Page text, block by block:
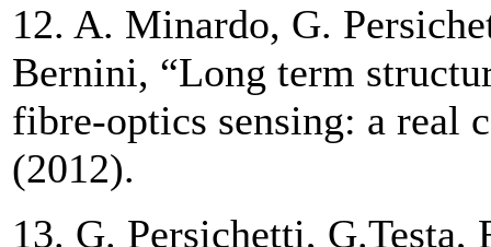
12. A. Minardo, G.
Bernini, “Long term
fibre-optics sensing: a real
(2012).
13. G. Persichetti,